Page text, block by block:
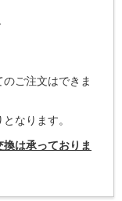
ご注文はできま
なります。
は承っておりま